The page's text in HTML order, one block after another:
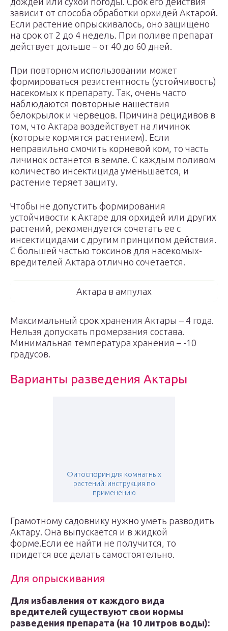
зависит от способа обработки орхидей Актарой.
Если растение опрыскивалось, оно защищено
на срок от 2 до 4 недель. При поливе препарат
действует дольше – от 40 до 60 дней.
При повторном использовании может
формироваться резистентность (устойчивость)
насекомых к препарату. Так, очень часто
наблюдаются повторные нашествия
белокрылок и червецов. Причина рецидивов в
том, что Актара воздействует на личинок
(которые кормятся растением). Если
неправильно смочить корневой ком, то часть
личинок останется в земле. С каждым поливом
количество инсектицида уменьшается, и
растение теряет защиту.
Чтобы не допустить формирования
устойчивости к Актаре для орхидей или других
растений, рекомендуется сочетать ее с
инсектицидами с другим принципом действия.
С большей частью токсинов для насекомых-
вредителей Актара отлично сочетается.
Актара в ампулах
Максимальный срок хранения Актары – 4 года.
Нельзя допускать промерзания состава.
Минимальная температура хранения – -10
градусов.
Варианты разведения Актары
Фитоспорин для комнатных
растений: инструкция по
применению
Грамотному садовнику нужно уметь разводить
Актару. Она выпускается и в жидкой
форме.Если ее найти не получится, то
придется все делать самостоятельно.
Для опрыскивания
Для избавления от каждого вида
вредителей существуют свои нормы
разведения препарата (на 10 литров воды):